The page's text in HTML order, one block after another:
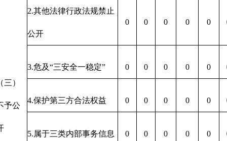
三）
予公
2.其他法律行政法规禁止
公开
0 0 0 0 0
3.危及“三安全一稳定” 0 0 0 0 0
4.保护第三方合法权益 0 0 0 0 0
5.属于三类内部事务信息 0 0 0 0 0